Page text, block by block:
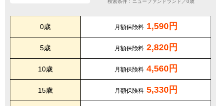
検索条件：ニューファンドランド／0歳
0歳 月額保険料 1,590円
5歳 月額保険料 2,820円
10歳 月額保険料 4,560円
15歳 月額保険料 5,330円